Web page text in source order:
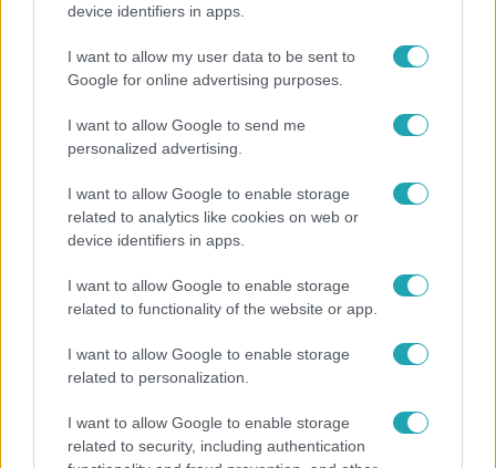
device identifiers in apps.
I want to allow my user data to be sent to
Google for online advertising purposes.
I want to allow Google to send me
personalized advertising.
I want to allow Google to enable storage
related to analytics like cookies on web or
device identifiers in apps.
I want to allow Google to enable storage
related to functionality of the website or app.
I want to allow Google to enable storage
related to personalization.
I want to allow Google to enable storage
related to security, including authentication
Életmód
Ezt sokan nem tudják: Ennyibe kerül valójában, ha
egész nap megy a klíma
Kultúra
Hosszú Katinka a dokumentumfilmjében Shane
Tusupról: A medencében minden működött